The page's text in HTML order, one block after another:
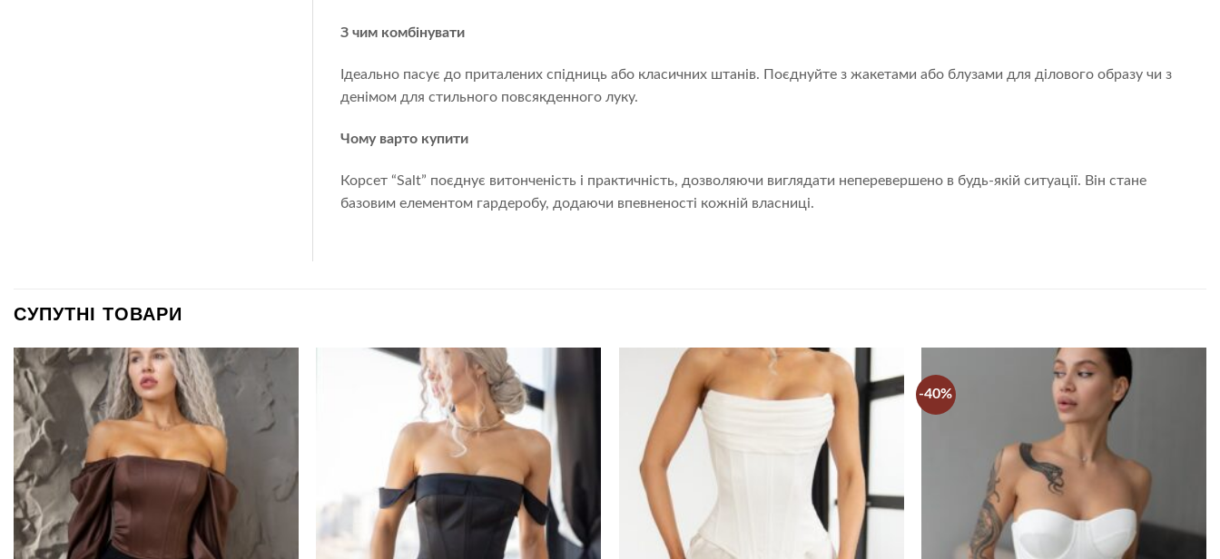
З чим комбінувати
Ідеально пасує до приталених спідниць або класичних штанів. Поєднуйте з жакетами або блузами для ділового образу чи з
денімом для стильного повсякденного луку.
Чому варто купити
Корсет “Salt” поєднує витонченість і практичність, дозволяючи виглядати неперевершено в будь-якій ситуації. Він стане
базовим елементом гардеробу, додаючи впевненості кожній власниці.
СУПУТНІ ТОВАРИ
-40%